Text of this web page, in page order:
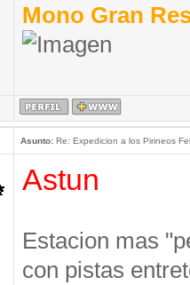
Mono Gran
Asunto:Re: Expedicion a los Pirineos
Astun
Estacion mas
con pistas